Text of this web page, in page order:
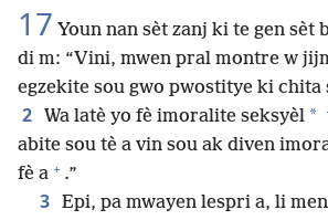
17 Youn nan sèt zanj ki te gen sèt
di m: “Vini, mwen pral montre w
egzekite sou gwo pwostitye ki chita
2 Wa latè yo fè imoralite seksyèl *
abite sou tè a vin sou ak diven
fè a + .”
3 Epi, pa mwayen lespri a, li